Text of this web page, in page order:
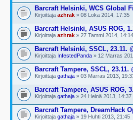
Barcraft Helsinki, WCS Global
Kirjoittaja azhrak » 08 Loka 2014, 17:35
Barcraft Helsinki, ASUS ROG,
Kirjoittaja azhrak » 27 Tammi 2014, 14:14
Barcraft Helsinki, SSCL, 23.11.
Kirjoittaja InfestedPanda » 12 Marras
Barcraft Tampere, SSCL, 23.11.
Kirjoittaja gathaja » 03 Marras 2013,
Barcraft Tampere, ASUS ROG,
Kirjoittaja gathaja » 24 Heinä 2013, 14:37
Barcraft Tampere, DreamHack
Kirjoittaja gathaja » 19 Huhti 2013, 21:45